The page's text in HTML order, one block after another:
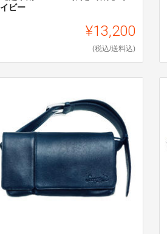
イビー
¥13,200
(税込/送料込)